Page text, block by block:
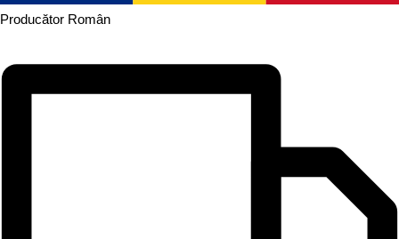
Producător Român